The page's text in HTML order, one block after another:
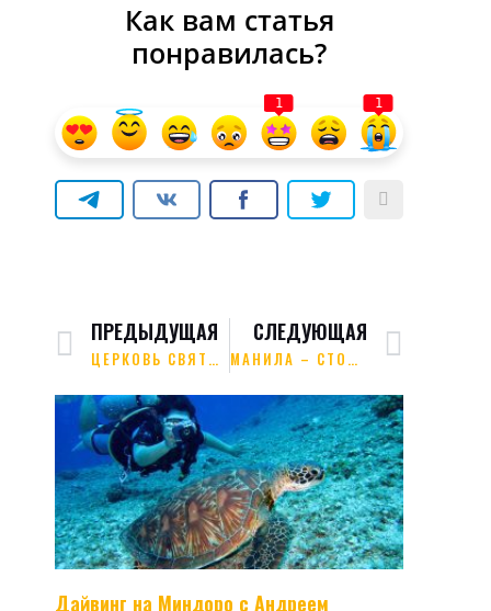
Как вам статья
понравилась?
1 1
ПРЕДЫДУЩАЯ
ЦЕРКОВЬ СВЯТОГО АВГУСТИНА
СЛЕДУЮЩАЯ
МАНИЛА – СТОЛИЦА ФИЛИППИН, САМЫЙ КРУПНЫЙ ГОРОД СТРАНЫ РАСПОЛАГАЕТСЯ НА ОСТРОВЕ ЛУЗОН.
Дайвинг на Миндоро с Андреем